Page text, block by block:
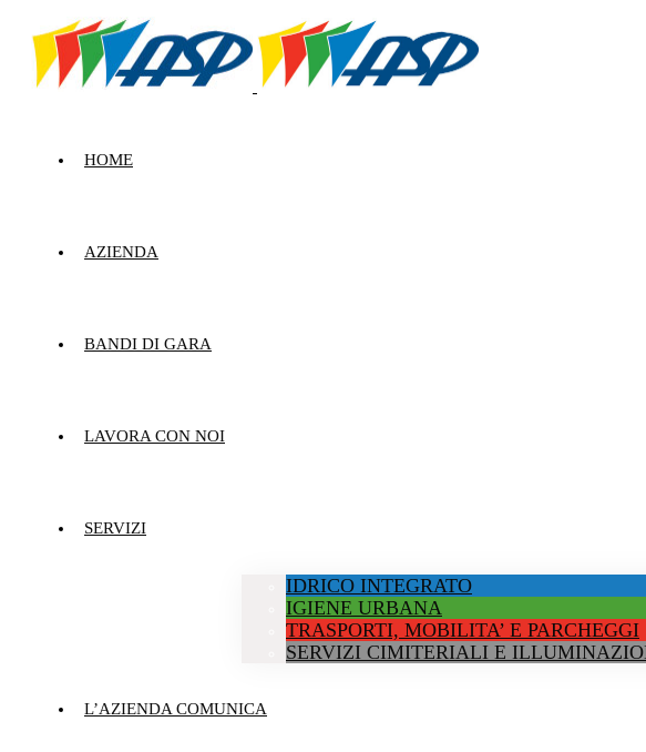
HOME
AZIENDA
BANDI DI GARA
LAVORA CON NOI
SERVIZI
IDRICO INTEGRATO
IGIENE URBANA
TRASPORTI, MOBILITA’ E PARCHEGGI
SERVIZI CIMITERIALI E
L’AZIENDA COMUNICA